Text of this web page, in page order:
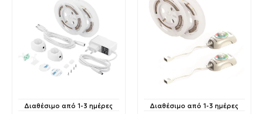
Διαθέσιμο από 1-3 ημέρες Διαθέσιμο από 1-3 ημέρες